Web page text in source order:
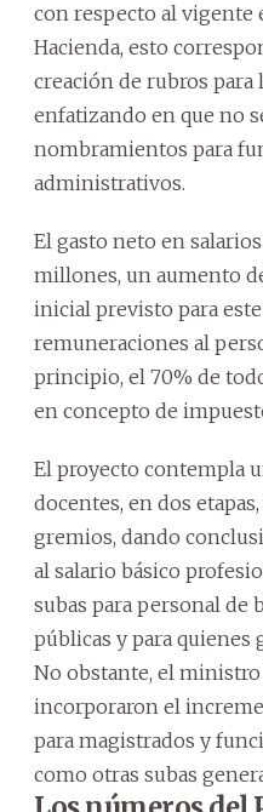
con respecto al vigente
Hacienda, esto
creación de rubros para
enfatizando en que no
nombramientos para
administrativos.
El gasto neto en salarios
millones, un aumento
inicial previsto para
remuneraciones al
principio, el 70% de
en concepto de
El proyecto contempla
docentes, en dos
gremios, dando
al salario básico
subas para personal de
públicas y para
No obstante, el
incorporaron el
para magistrados y
como otras subas